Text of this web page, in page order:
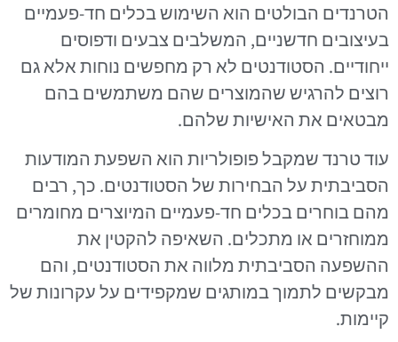
הטרנדים הבולטים הוא השימוש בכלים חד-פעמיים
בעיצובים חדשניים, המשלבים צבעים ודפוסים
ייחודיים. הסטודנטים לא רק מחפשים נוחות אלא גם
רוצים להרגיש שהמוצרים שהם משתמשים בהם
מבטאים את האישיות שלהם.
עוד טרנד שמקבל פופולריות הוא השפעת המודעות
הסביבתית על הבחירות של הסטודנטים. כך, רבים
מהם בוחרים בכלים חד-פעמיים המיוצרים מחומרים
ממוחזרים או מתכלים. השאיפה להקטין את
ההשפעה הסביבתית מלווה את הסטודנטים, והם
מבקשים לתמוך במותגים שמקפידים על עקרונות של
קיימות.